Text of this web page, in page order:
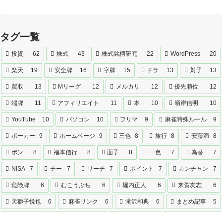
タグ一覧
投資 62 株式 43 株式銘柄研究 22 WordPress 20
楽天 19 安全牌 16 字牌 15 ドラ 13 対子 13
買取 13 Mリーグ 12 メルカリ 12 優先順位 12
端牌 11 アフィリエイト 11 本 10 嶺岸信明 10
YouTube 10 パソコン 10 フリマ 9 麻雀特殊ルール 9
ポーカー 9 ホームページ 9 三色 8 旅行 8 安藤満 8
ポン 8 福本信行 8 面子 8 一色 7 為替 7
NISA 7 チー 7 リーチ 7 ポイント 7 カンチャン 7
危険牌 6 むこうぶち 6 堀内正人 6 来賀友志 6
天獅子悦也 6 麻雀リンク 6 滝沢和典 6 まとめ記事 5